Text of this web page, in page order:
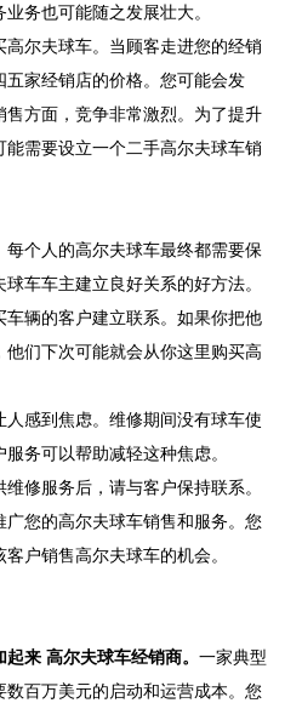
务也可能随之发展壮大。
尔夫球车。当顾客走进您的经销
五家经销店的价格。您可能会发
方面，竞争非常激烈。为了提升
需要设立一个二手高尔夫球车销
每个人的高尔夫球车最终都需要保
车车主建立良好关系的好方法。
辆的客户建立联系。如果你把他
们下次可能就会从你这里购买高
感到焦虑。维修期间没有球车使
务可以帮助减轻这种焦虑。
修服务后，请与客户保持联系。
您的高尔夫球车销售和服务。您
户销售高尔夫球车的机会。
起来 高尔夫球车经销商。 一家典型
数百万美元的启动和运营成本。您